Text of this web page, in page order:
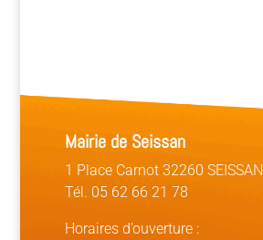
Mairie de Seissan
1 Place Carnot 32260 SEISSAN
Tél. 05 62 66 21 78
Horaires d’ouverture :